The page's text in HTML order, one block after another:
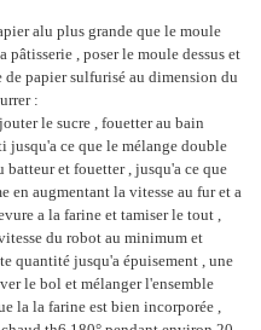
alu plus grande que le moule
pâtisserie , poser le moule dessus et
papier sulfurisé au dimension du
:
le sucre , fouetter au bain
jusqu'a ce que le mélange double
batteur et fouetter , jusqu'a ce que
en augmentant la vitesse au fur et a
a la farine et tamiser le tout ,
du robot au minimum et
quantité jusqu'a épuisement , une
le bol et mélanger l'ensemble
la la farine est bien incorporée ,